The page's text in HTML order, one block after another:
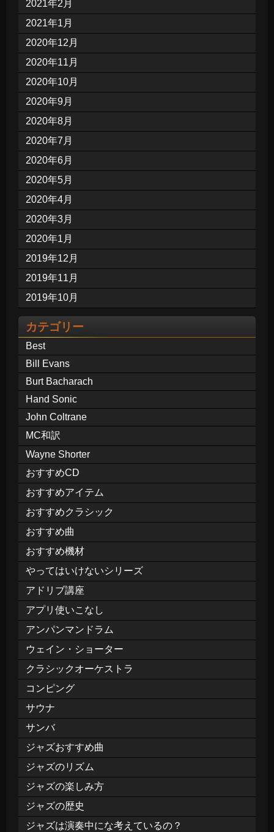
2021年2月
2021年1月
2020年12月
2020年11月
2020年10月
2020年9月
2020年8月
2020年7月
2020年6月
2020年5月
2020年4月
2020年3月
2020年1月
2019年12月
2019年11月
2019年10月
カテゴリー
Best
Bill Evans
Burt Bacharach
Hand Sonic
John Coltrane
MC和訳
Wayne Shorter
おすすめCD
おすすめアイテム
おすすめクラシック
おすすめ曲
おすすめ機材
やってはいけないシリーズ
アドリブ講座
アプリ使いこなし
アンパンマンドラム
ウェイン・ショーター
クラシックオーケストラ
コンピング
サウナ
サンバ
ジャズおすすめ曲
ジャズのリズム
ジャズの楽しみ方
ジャズの歴史
ジャズは演奏中にな考えているの？